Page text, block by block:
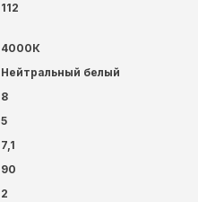
112
4000К
Нейтральный белый
8
5
7,1
90
2